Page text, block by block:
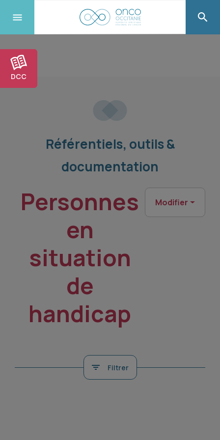
DCC
Référentiels, outils &
documentation
Personnes
en
situation
de
handicap
Modifier
Filtrer